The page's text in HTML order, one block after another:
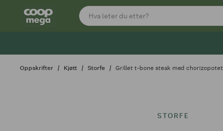
Oppskrifter Kjøtt Storfe Grillet t-bone steak med
STORFE